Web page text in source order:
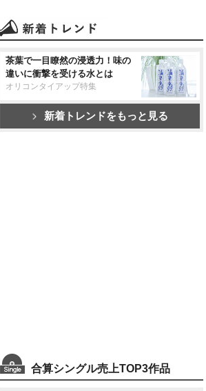
茶葉で一目瞭然の浸透力！味の
違いに衝撃を受ける水とは
オリコンタイアップ特集
新着トレンドをもっと見る
合算シングル売上TOP3作品